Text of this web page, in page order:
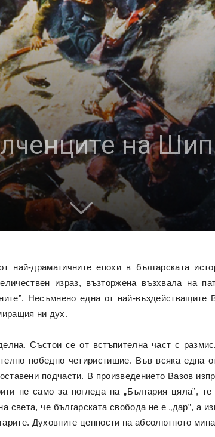
на
най-драматичните епохи в българската
израз, възторжена възхвала на
Несъмнено еднa от най-
ни дух.
Състои се от встъпителна част с
победно четиристишие. Във всяка една
подчасти. В произведението Вазов
не само за погледа на „България цяла”,
света, че българската свобода не е „дар”, а
Духовните ценности на абсолютното